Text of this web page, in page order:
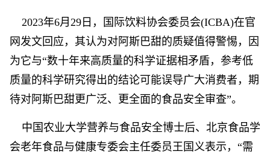
2023年6月29日，国际饮料协会委员会(ICBA)在官
网发文回应，其认为对阿斯巴甜的质疑值得警惕，因
为它与“数十年来高质量的科学证据相矛盾，参考低
质量的科学研究得出的结论可能误导广大消费者，期
待对阿斯巴甜更广泛、更全面的食品安全审查”。
中国农业大学营养与食品安全博士后、北京食品学
会老年食品与健康专委会主任委员王国义表示，“需